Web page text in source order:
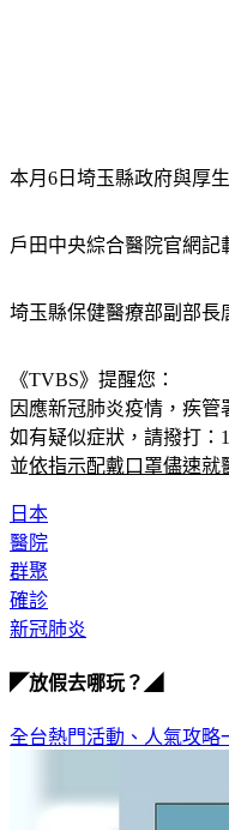
本月6日埼玉縣政府與厚
戶田中央綜合醫院官網記
埼玉縣保健醫療部副部長
《TVBS》提醒您：
因應新冠肺炎疫情，疾管
如有疑似症狀，請撥打：
並依指示配戴口罩儘速就
日本
醫院
群聚
確診
新冠肺炎
◤放假去哪玩？◢
全台熱門活動、人氣攻略